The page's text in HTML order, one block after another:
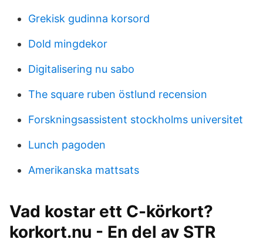
Grekisk gudinna korsord
Dold mingdekor
Digitalisering nu sabo
The square ruben östlund recension
Forskningsassistent stockholms universitet
Lunch pagoden
Amerikanska mattsats
Vad kostar ett C-körkort?
korkort.nu - En del av STR